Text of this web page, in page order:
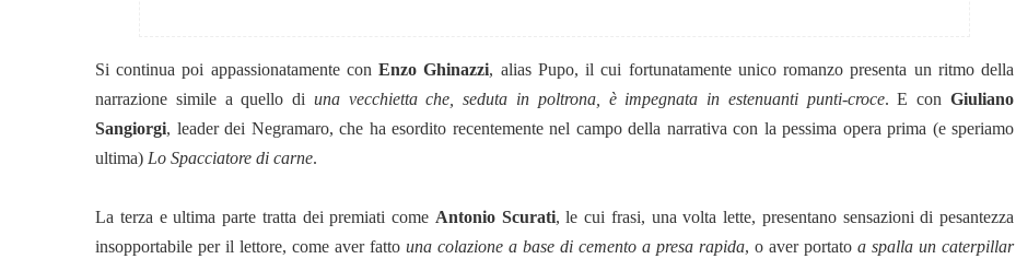
Si continua poi appassionatamente conEnzo Ghinazzi, alias Pupo, il cui fortunatamente unico romanzo presenta un ritmo della
narrazione simile a quello di una vecchietta che, seduta in poltrona, è impegnata in estenuanti punti-croce. E conGiuliano
Sangiorgi, leader dei Negramaro, che ha esordito recentemente nel campo della narrativa con la pessima opera prima (e speriamo
ultima) Lo Spacciatore di carne.
La terza e ultima parte tratta dei premiati come Antonio Scurati, le cui frasi, una volta lette, presentano sensazioni di pesantezza
insopportabile per il lettore, come aver fattouna colazione a base di cemento a presa rapida, o aver portatoa spalla un caterpillar